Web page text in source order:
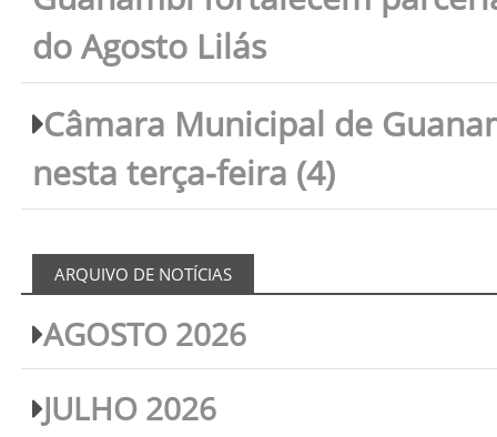
do Agosto Lilás
Câmara Municipal de
nesta terça-feira (4)
ARQUIVO DE NOTÍCIAS
AGOSTO 2026
JULHO 2026